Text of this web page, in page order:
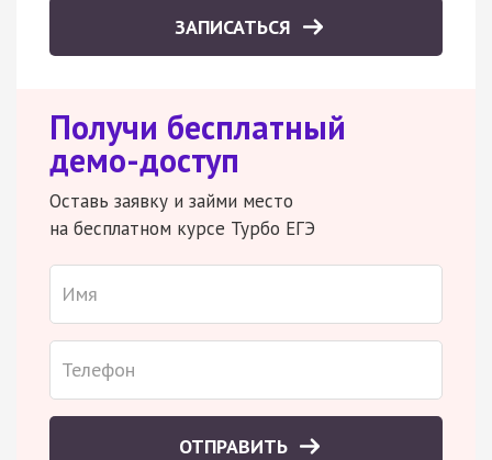
ЗАПИСАТЬСЯ
Получи бесплатный
демо-доступ
Оставь заявку и займи место
на бесплатном курсе Турбо ЕГЭ
ОТПРАВИТЬ